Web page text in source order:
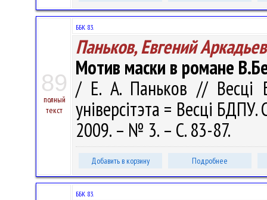
89
полный
текст
ББК 83.
Паньков, Евгений
Мотив маски в романе
/ Е. А. Паньков // Весці
універсітэта = Весці БДПУ.
2009. – № 3. – С. 83-87.
Добавить в корзину Подробнее
ББК 83.